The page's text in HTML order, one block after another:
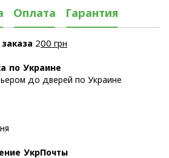
Оплата Гарантия
200 грн
по Украине
до дверей по Украине
УкрПочты